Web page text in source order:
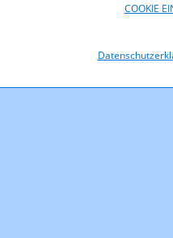
COOKIE